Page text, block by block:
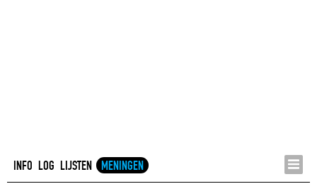
INFO LOG LIJSTEN MENINGEN